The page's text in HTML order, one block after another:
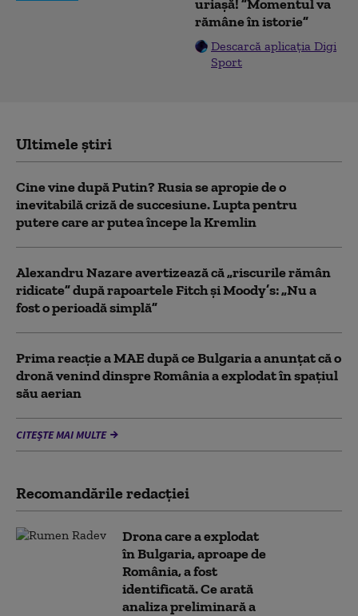
uriașă! ”Momentul va
rămâne în istorie”
Descarcă aplicația Digi
Sport
Ultimele știri
Cine vine după Putin? Rusia se apropie de o
inevitabilă criză de succesiune. Lupta pentru
putere care ar putea începe la Kremlin
Alexandru Nazare avertizează că „riscurile rămân
ridicate” după rapoartele Fitch și Moody’s: „Nu a
fost o perioadă simplă”
Prima reacție a MAE după ce Bulgaria a anunţat că o
dronă venind dinspre România a explodat în spaţiul
său aerian
CITEȘTE MAI MULTE
Recomandările redacţiei
Drona care a explodat
în Bulgaria, aproape de
România, a fost
identificată. Ce arată
analiza preliminară a